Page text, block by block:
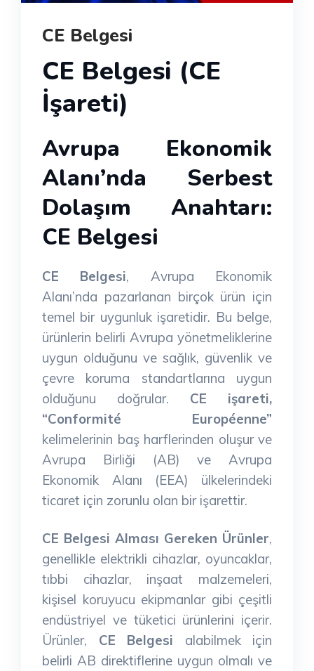
CE Belgesi
CE Belgesi (CE
İşareti)
Avrupa Ekonomik
Alanı’nda Serbest
Dolaşım Anahtarı:
CE Belgesi
CE Belgesi, Avrupa Ekonomik
Alanı’nda pazarlanan birçok ürün için
temel bir uygunluk işaretidir. Bu belge,
ürünlerin belirli Avrupa yönetmeliklerine
uygun olduğunu ve sağlık, güvenlik ve
çevre koruma standartlarına uygun
olduğunu doğrular. CE işareti,
“Conformité Européenne”
kelimelerinin baş harflerinden oluşur ve
Avrupa Birliği (AB) ve Avrupa
Ekonomik Alanı (EEA) ülkelerindeki
ticaret için zorunlu olan bir işarettir.
CE Belgesi Alması Gereken Ürünler,
genellikle elektrikli cihazlar, oyuncaklar,
tıbbi cihazlar, inşaat malzemeleri,
kişisel koruyucu ekipmanlar gibi çeşitli
endüstriyel ve tüketici ürünlerini içerir.
Ürünler, CE Belgesi alabilmek için
belirli AB direktiflerine uygun olmalı ve